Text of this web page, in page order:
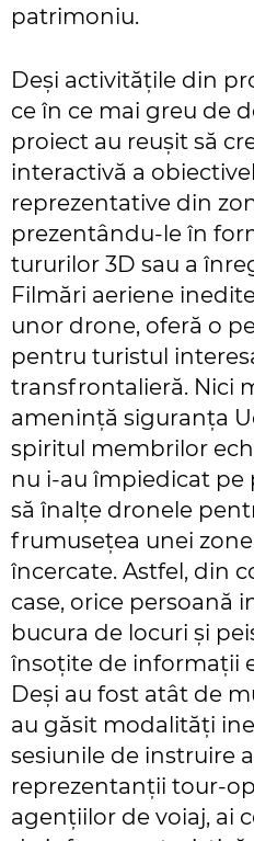
patrimoniu.
Deși activitățile din
ce în ce mai greu de
proiect au reușit să
interactivă a
reprezentative din
prezentându-le în
tururilor 3D sau a
Filmări aeriene
unor drone, oferă o
pentru turistul
transfrontalieră. Nici
amenință siguranța
spiritul membrilor
nu i-au împiedicat pe
să înalțe dronele
frumusețea unei
încercate. Astfel, din
case, orice persoană
bucura de locuri și
însoțite de informații
Deși au fost atât de
au găsit modalități
sesiunile de instruire
reprezentanții tour-
agențiilor de voiaj, ai